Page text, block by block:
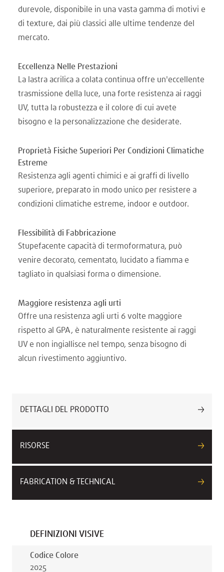
durevole, disponibile in una vasta gamma di motivi e
di texture, dai più classici alle ultime tendenze del
mercato.
Eccellenza Nelle Prestazioni
La lastra acrilica a colata continua offre un'eccellente
trasmissione della luce, una forte resistenza ai raggi
UV, tutta la robustezza e il colore di cui avete
bisogno e la personalizzazione che desiderate.
Proprietà Fisiche Superiori Per Condizioni Climatiche
Estreme
Resistenza agli agenti chimici e ai graffi di livello
superiore, preparato in modo unico per resistere a
condizioni climatiche estreme, indoor e outdoor.
Flessibilità di Fabbricazione
Stupefacente capacità di termoformatura, può
venire decorato, cementato, lucidato a fiamma e
tagliato in qualsiasi forma o dimensione.
Maggiore resistenza agli urti
Offre una resistenza agli urti 6 volte maggiore
rispetto al GPA, è naturalmente resistente ai raggi
UV e non ingiallisce nel tempo, senza bisogno di
alcun rivestimento aggiuntivo.
DETTAGLI DEL PRODOTTO
RISORSE
FABRICATION & TECHNICAL
DEFINIZIONI VISIVE
Codice Colore
2025